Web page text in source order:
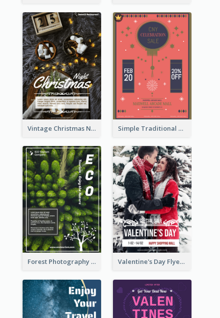
Vintage Christmas Night Informative Flyer Of Restaurant Simple Traditional CNY Sales Flyer Design
Forest Photography Flyer Of ECO Tourism Valentine's Day Flyer With Photo Of Couple